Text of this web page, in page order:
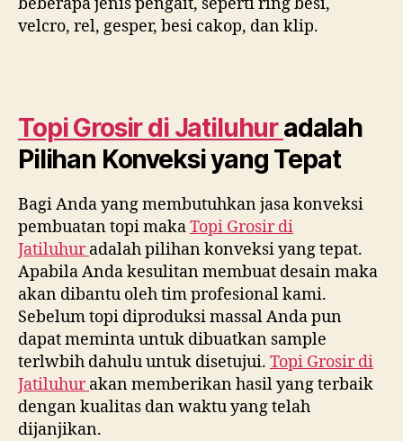
velcro, rel, gesper, besi cakop, dan klip.
Topi Grosir di Jatiluhuradalah
Pilihan Konveksi yang Tepat
Bagi Anda yang membutuhkan jasa konveksi
pembuatan topi makaTopi Grosir di
Jatiluhur adalah pilihan konveksi yang tepat.
Apabila Anda kesulitan membuat desain maka
akan dibantu oleh tim profesional kami.
Sebelum topi diproduksi massal Anda pun
dapat meminta untuk dibuatkan sample
terlwbih dahulu untuk disetujui. Topi Grosir di
Jatiluhur akan memberikan hasil yang terbaik
dengan kualitas dan waktu yang telah
dijanjikan.